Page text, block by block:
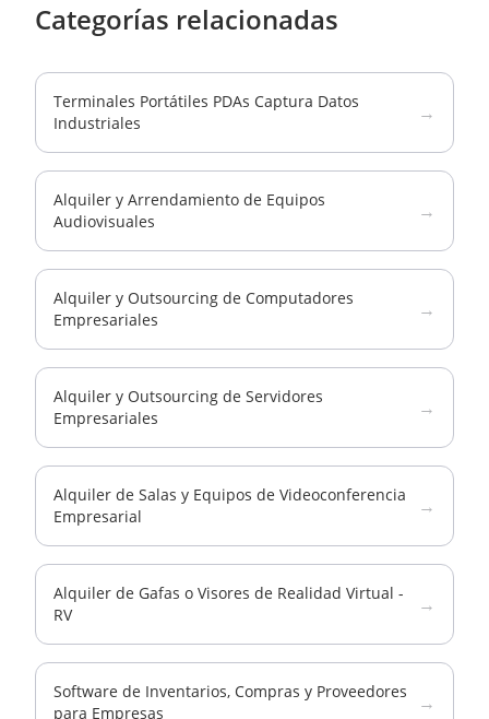
Categorías relacionadas
Terminales Portátiles PDAs Captura Datos
Industriales
→
Alquiler y Arrendamiento de Equipos
Audiovisuales
→
Alquiler y Outsourcing de Computadores
Empresariales
→
Alquiler y Outsourcing de Servidores
Empresariales
→
Alquiler de Salas y Equipos de Videoconferencia
Empresarial
→
Alquiler de Gafas o Visores de Realidad Virtual -
RV
→
Software de Inventarios, Compras y Proveedores
para Empresas
→